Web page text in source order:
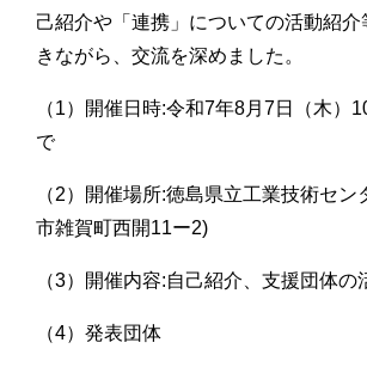
己紹介や「連携」についての活動紹
きながら、交流を深めました。
（1）開催日時:令和7年8月7日（木）
で
（2）開催場所:徳島県立工業技術セン
市雑賀町西開11ー2)
（3）開催内容:自己紹介、支援団体の
（4）発表団体